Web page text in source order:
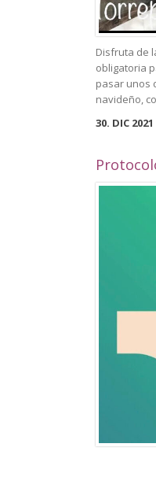
Disfruta de
obligatoria
pasar unos
navideño,
ofrece
oferta todo
los Álamos
hielo
alumbrado
nuestra
buñuelos y
reforzará
perderte
con
por la
diciembre
municipal,
polivalente
30. DIC 2021